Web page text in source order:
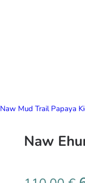
Naw Mud Trail Papaya
Naw